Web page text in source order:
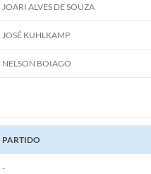
JOARI ALVES DE SOUZA
JOSÉ KUHLKAMP
NELSON BOIAGO
PARTIDO
-